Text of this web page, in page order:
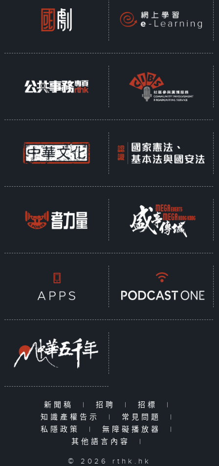
新聞稿 | 招聘 | 招標
|
知識產權告示
| 常見問題
|
私隱政策
| 無障礙播放器
|
其他語言內容
|
© 2026 rthk.hk